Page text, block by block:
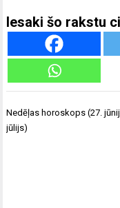
Iesaki šo rakstu
Ziņu
izvēlne
Nedēļas horoskops (27.
jūlijs)